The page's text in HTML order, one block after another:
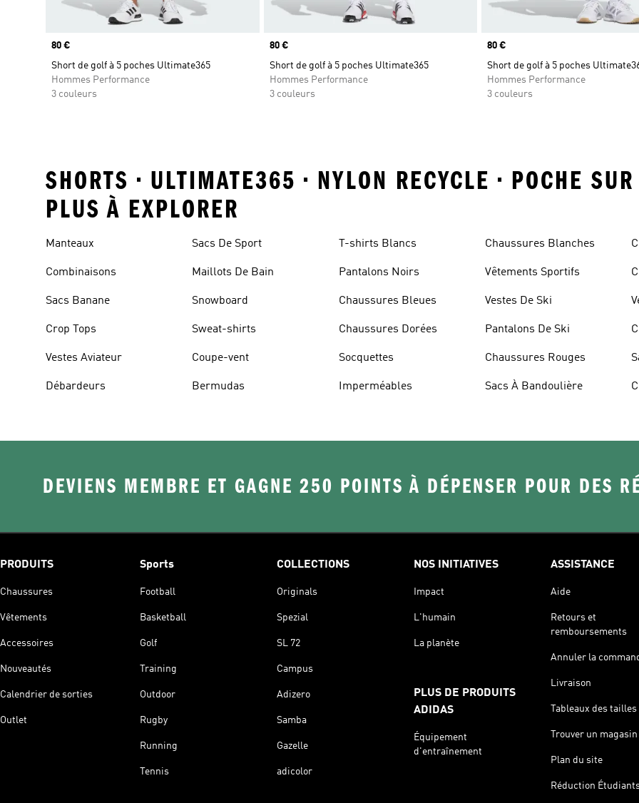
Prix
80 €
Short de golf à 5 poches Ultimate365
Hommes Performance
3 couleurs
Prix
80 €
Short de golf à 5 poches Ultimate365
Hommes Performance
3 couleurs
Prix
80 €
Short de golf à 5 poches
Hommes Performance
3 couleurs
SHORTS • ULTIMATE365 • NYLON RECYCLE • POCHE
PLUS À EXPLORER
Manteaux
Combinaisons
Sacs Banane
Crop Tops
Vestes Aviateur
Débardeurs
Sacs De Sport
Maillots De Bain
Snowboard
Sweat-shirts
Coupe-vent
Bermudas
T-shirts Blancs
Pantalons Noirs
Chaussures Bleues
Chaussures Dorées
Socquettes
Imperméables
Chaussures Blanches
Vêtements Sportifs
Vestes De Ski
Pantalons De Ski
Chaussures Rouges
Sacs À Bandoulière
DEVIENS MEMBRE ET GAGNE 250 POINTS À DÉPENSER POUR DES
PRODUITS
Chaussures
Vêtements
Accessoires
Nouveautés
Calendrier de sorties
Outlet
Sports
Football
Basketball
Golf
Training
Outdoor
Rugby
Running
Tennis
COLLECTIONS
Originals
Spezial
SL 72
Campus
Adizero
Samba
Gazelle
adicolor
NOS INITIATIVES
Impact
L'humain
La planète
PLUS DE PRODUITS
ADIDAS
Équipement
d'entraînement
ASSISTANCE
Aide
Retours et
remboursements
Annuler la
Livraison
Tableaux des tailles
Trouver un magasin
Plan du site
Réduction